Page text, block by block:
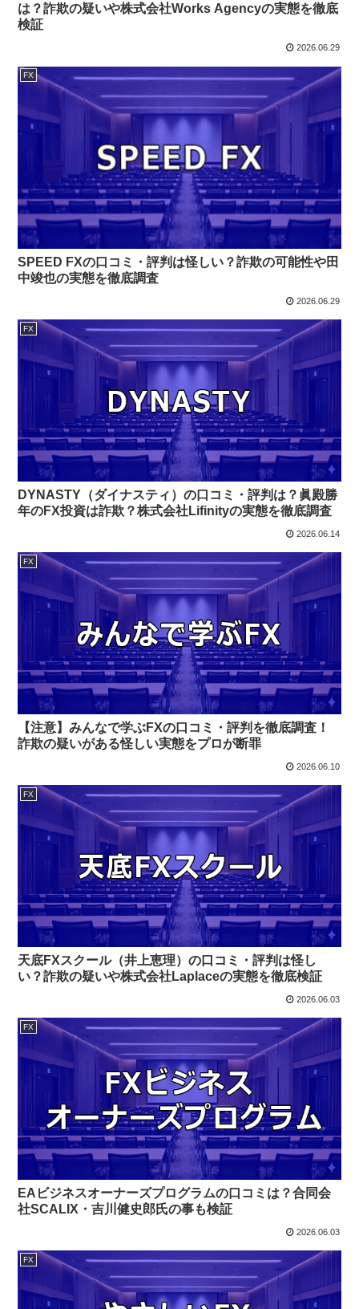
は？詐欺の疑いや株式会社Works Agencyの実態を徹底
検証
2026.06.29
FX
SPEED FXの口コミ・評判は怪しい？詐欺の可能性や田
中竣也の実態を徹底調査
2026.06.29
FX
DYNASTY（ダイナスティ）の口コミ・評判は？眞殿勝
年のFX投資は詐欺？株式会社Lifinityの実態を徹底調査
2026.06.14
FX
【注意】みんなで学ぶFXの口コミ・評判を徹底調査！
詐欺の疑いがある怪しい実態をプロが断罪
2026.06.10
FX
天底FXスクール（井上恵理）の口コミ・評判は怪し
い？詐欺の疑いや株式会社Laplaceの実態を徹底検証
2026.06.03
FX
EAビジネスオーナーズプログラムの口コミは？合同会
社SCALIX・吉川健史郎氏の事も検証
2026.06.03
FX